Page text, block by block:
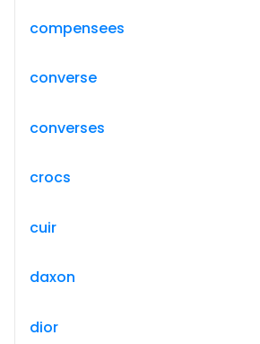
compensees
converse
converses
crocs
cuir
daxon
dior